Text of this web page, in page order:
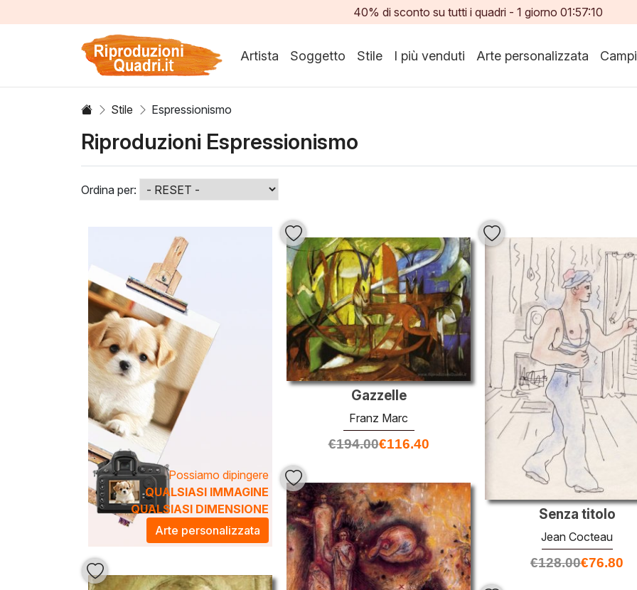
40% di sconto su tutti i quadri - 1 giorno 01:57:08
Artista Soggetto Stile I più venduti Arte personalizzata
Stile Espressionismo
Riproduzioni Espressionismo
Ordina per:
Possiamo dipingere
QUALSIASI IMMAGINE
QUALSIASI DIMENSIONE
Arte personalizzata
Gazzelle
Franz Marc
€194.00€116.40
Senza titolo
Jean Cocteau
€128.00€76.80